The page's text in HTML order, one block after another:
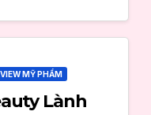
MỸ PHẨM
Lành